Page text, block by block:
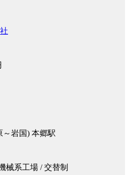
～岩国) 本郷駅
械系工場 / 交替制